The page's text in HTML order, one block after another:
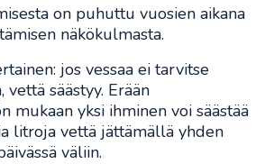
on puhuttu vuosien aikana
näkökulmasta.
jos vessaa ei tarvitse
säästyy. Erään
mukaan yksi ihminen voi säästää
litroja vettä jättämällä yhden
väliin.